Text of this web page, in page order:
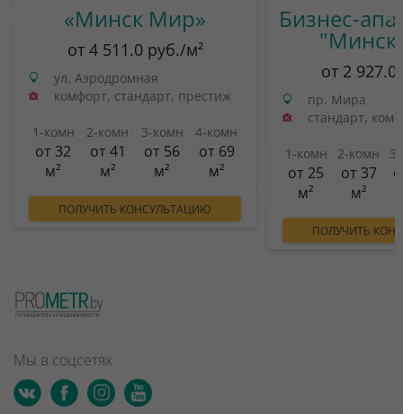
«Минск Мир»
от 4 511.0 руб./м²
ул. Аэродромная
комфорт, стандарт, престиж
1-комн
от 32
м²
2-комн
от 41
м²
3-комн
от 56
м²
4-комн
от 69
м²
ПОЛУЧИТЬ КОНСУЛЬТАЦИЮ
Бизнес-
от 2
пр. Мира
стандарт,
1-комн
от 25
м²
2-комн
от 37
м²
ПОЛУЧИТЬ
Мы в соцсетях